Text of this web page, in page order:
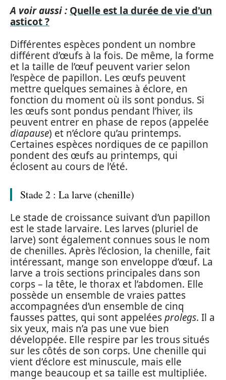
A voir aussi : Quelle est la durée de vie d'un
asticot ?
Différentes espèces pondent un nombre
différent d’œufs à la fois. De même, la forme
et la taille de l’œuf peuvent varier selon
l’espèce de papillon. Les œufs peuvent
mettre quelques semaines à éclore, en
fonction du moment où ils sont pondus. Si
les œufs sont pondus pendant l’hiver, ils
peuvent entrer en phase de repos (appelée
diapause) et n’éclore qu’au printemps.
Certaines espèces nordiques de ce papillon
pondent des œufs au printemps, qui
éclosent au cours de l’été.
Stade 2 : La larve (chenille)
Le stade de croissance suivant d’un papillon
est le stade larvaire. Les larves (pluriel de
larve) sont également connues sous le nom
de chenilles. Après l’éclosion, la chenille, fait
intéressant, mange son enveloppe d’œuf. La
larve a trois sections principales dans son
corps – la tête, le thorax et l’abdomen. Elle
possède un ensemble de vraies pattes
accompagnées d’un ensemble de cinq
fausses pattes, qui sont appeléesprolegs. Il a
six yeux, mais n’a pas une vue bien
développée. Elle respire par les trous situés
sur les côtés de son corps. Une chenille qui
vient d’éclore est minuscule, mais elle
mange beaucoup et sa taille est multipliée.